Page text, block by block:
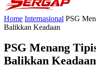
Home Internasional PSG
Balikkan Keadaan
PSG Menang
Balikkan Keadaan